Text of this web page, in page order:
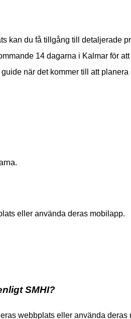
kan du få tillgång till detaljerade
14 dagarna i Kalmar för
när det kommer till att
eller använda deras mobilapp.
SMHI?
webbplats eller använda deras